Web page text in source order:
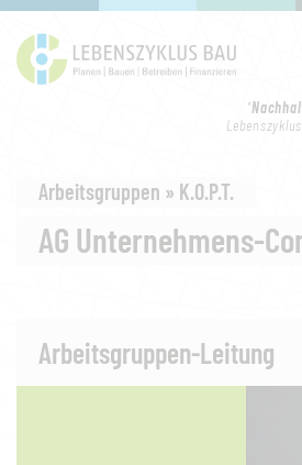
"
Arbeitsgruppen » K.O.P.T.
AG Unternehmens-
Arbeitsgruppen-Leitung